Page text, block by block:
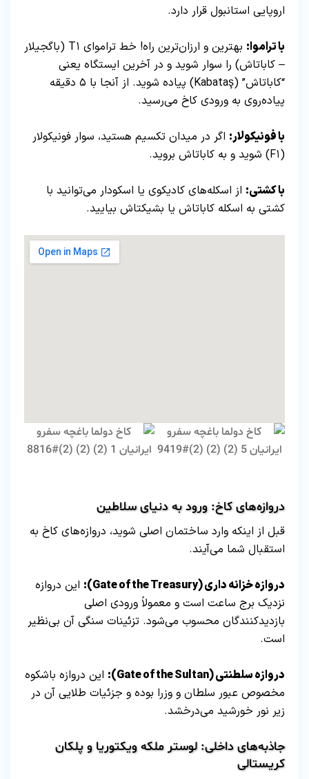
اروپایی استانبول قرار دارد.
با تراموا:
بهترین و ارزان‌ترین راه! خط تراموای T۱ (باگجیلار
– کاباتاش) را سوار شوید و در آخرین ایستگاه یعنی
“کاباتاش” (Kabataş) پیاده شوید. از آنجا با ۵ دقیقه
پیاده‌روی به ورودی کاخ می‌رسید.
با فونیکولار: اگر در میدان تکسیم هستید، سوار فونیکولار
(F۱) شوید و به کاباتاش بروید.
با کشتی: از اسکله‌های کادیکوی یا اسکودار می‌توانید با
کشتی به اسکله کاباتاش یا بشیکتاش بیایید.
دروازه‌های کاخ: ورود به دنیای سلاطین
قبل از اینکه وارد ساختمان اصلی شوید، دروازه‌های کاخ به
استقبال شما می‌آیند.
دروازه خزانه داری (Gate of the Treasury):
این دروازه
نزدیک برج ساعت است و معمولاً ورودی اصلی
بازدیدکنندگان محسوب می‌شود. تزئینات سنگی آن بی‌نظیر
است.
دروازه سلطنتی (Gate of the Sultan):
این دروازه باشکوه
مخصوص عبور سلطان و وزرا بوده و جزئیات طلایی آن در
زیر نور خورشید می‌درخشد.
جاذبه‌های داخلی: لوستر ملکه ویکتوریا و پلکان
کریستالی